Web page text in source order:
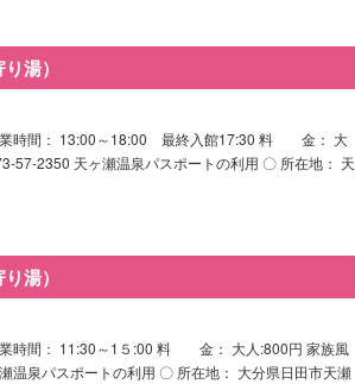
湯）
業時間： 13:00～18:00 最終入館17:30 料 金： 大
57-2350 天ヶ瀬温泉パスポートの利用 〇 所在地： 天
湯）
業時間： 11:30～1５:00 料 金： 大人:800円 家族風
温泉パスポートの利用 〇 所在地： 大分県日田市天瀬